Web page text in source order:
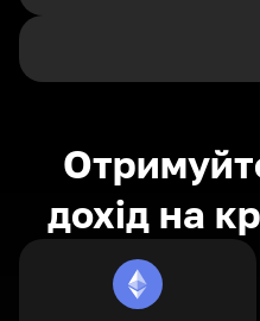
дохід на